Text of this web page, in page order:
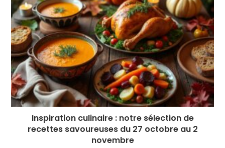
Inspiration culinaire : notre sélection de
recettes savoureuses du 27 octobre au 2
novembre